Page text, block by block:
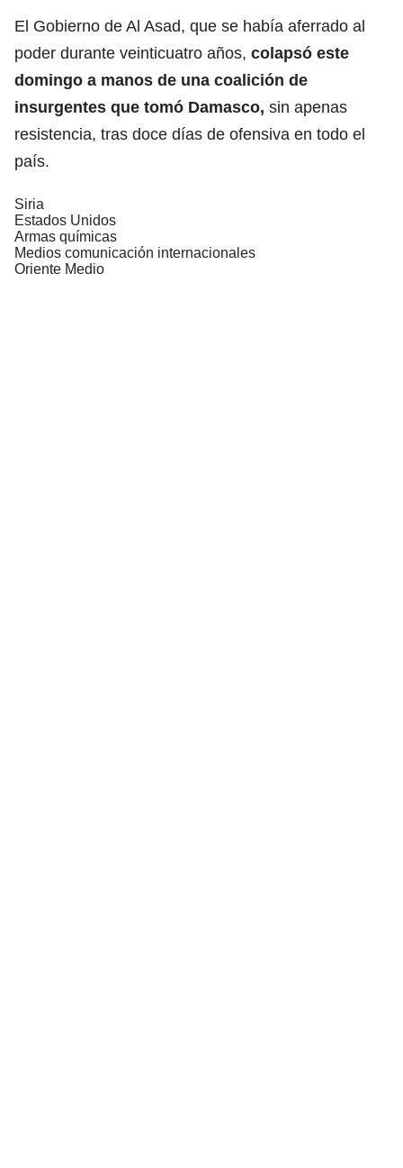
El Gobierno de Al Asad, que se había aferrado al
poder durante veinticuatro años, colapsó este
domingo a manos de una coalición de
insurgentes que tomó Damasco, sin apenas
resistencia, tras doce días de ofensiva en todo el
país.
Siria
Estados Unidos
Armas químicas
Medios comunicación internacionales
Oriente Medio